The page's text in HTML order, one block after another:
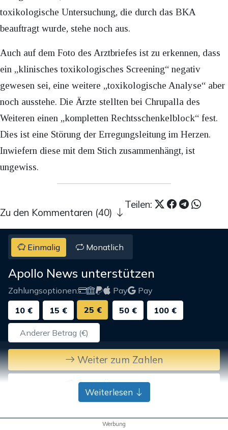
toxikologische Untersuchung, die durch das BKA
beauftragt wurde, stehe noch aus.
Auch auf dem Foto des Arztbriefes ist zu erkennen, dass
ein „klinisches toxikologisches Screening“ negativ
gewesen sei, eine weitere „toxikologische Analyse“ aber
noch ausstehe. Die Ärzte stellten bei Chrupalla des
Weiteren einen „kompletten Rechtsschenkelblock“ fest.
Dies ist eine Störung der Erregungsleitung im Herzen.
Inwiefern diese mit dem Stich zusammenhängt, ist
ungewiss.
Teilen:
Zu den Kommentaren (40)
Einmalig Monatlich
Apollo News unterstützen
Zahlungsoptionen: Pay
Pay
10 €
15 € 25 € 50 € 100 €
Weiter zum Zahlen
Bank-Überweisung
Weiterlesen
Werbung